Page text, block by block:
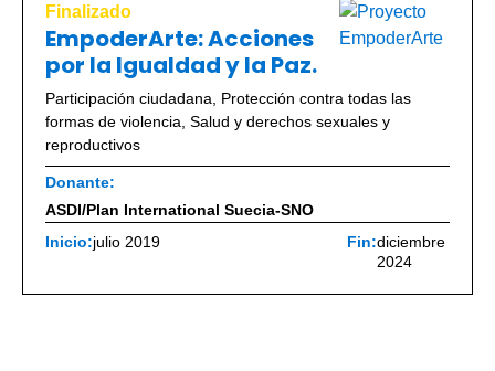
Finalizado
EmpoderArte: Acciones
por la Igualdad y la Paz.
Participación ciudadana
Protección contra todas las
formas de violencia Salud y derechos sexuales y
reproductivos
Donante:
ASDI/Plan International Suecia-SNO
Inicio:julio 2019 Fin:diciembre
2024